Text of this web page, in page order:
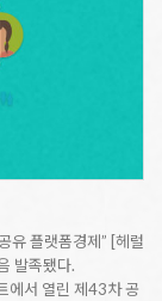
유 플랫폼경제” [헤럴
발족됐다.
에서 열린 제43차 공